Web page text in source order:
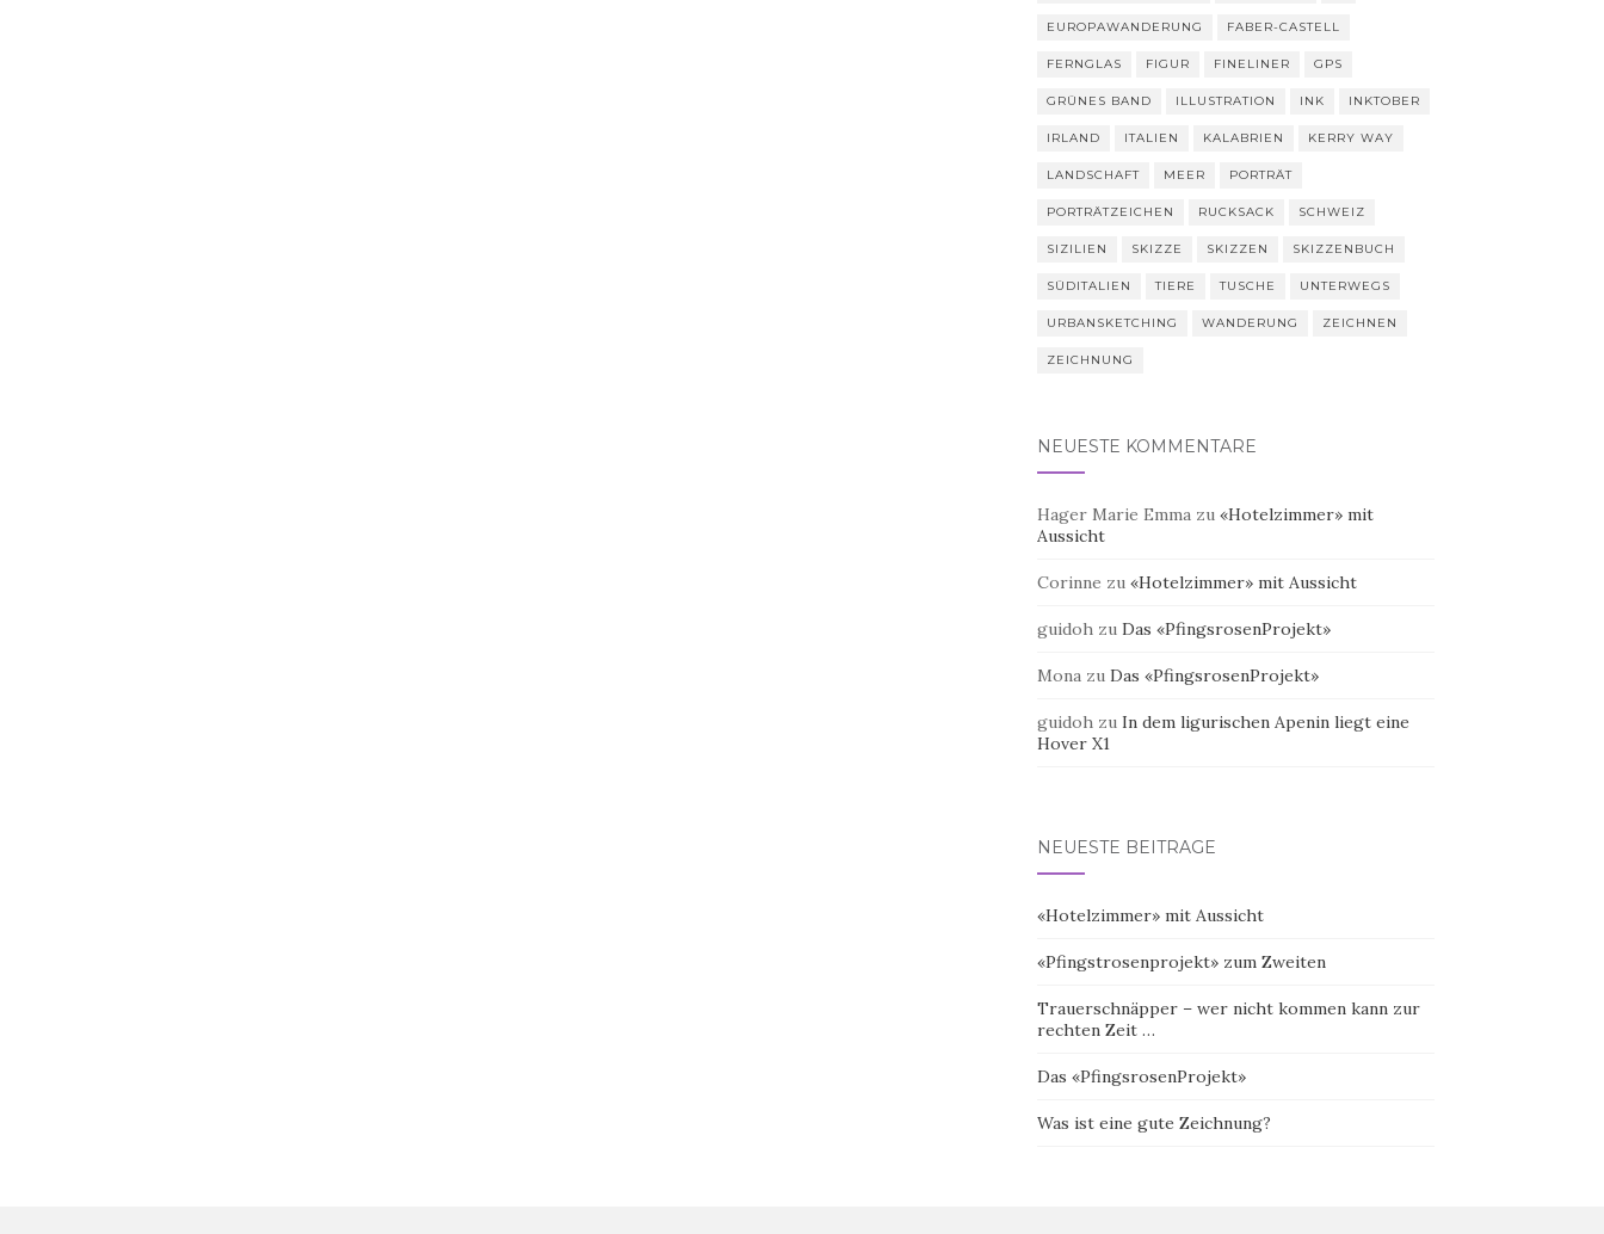
EUROPAWANDERUNG FABER-CASTELL
FERNGLAS FIGUR FINELINER GPS
GRÜNES BAND ILLUSTRATION INK INKTOBER
IRLAND ITALIEN KALABRIEN KERRY WAY
LANDSCHAFT MEER PORTRÄT
PORTRÄTZEICHEN RUCKSACK SCHWEIZ
SIZILIEN SKIZZE SKIZZEN SKIZZENBUCH
SÜDITALIEN TIERE TUSCHE UNTERWEGS
URBANSKETCHING WANDERUNG ZEICHNEN
ZEICHNUNG
NEUESTE KOMMENTARE
Hager Marie Emmazu «Hotelzimmer» mit
Aussicht
Corinne zu «Hotelzimmer» mit Aussicht
guidohzu Das «PfingsrosenProjekt»
Monazu Das «PfingsrosenProjekt»
guidohzu In dem ligurischen Apenin liegt eine
Hover X1
NEUESTE BEITRÄGE
«Hotelzimmer» mit Aussicht
«Pfingstrosenprojekt» zum Zweiten
Trauerschnäpper – wer nicht kommen kann zur
rechten Zeit …
Das «PfingsrosenProjekt»
Was ist eine gute Zeichnung?